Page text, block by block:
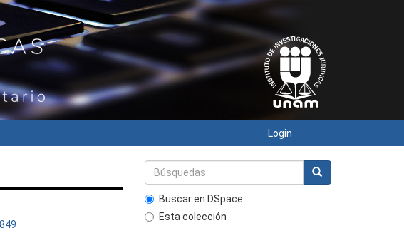
Login
Buscar en DSpace
Esta colección